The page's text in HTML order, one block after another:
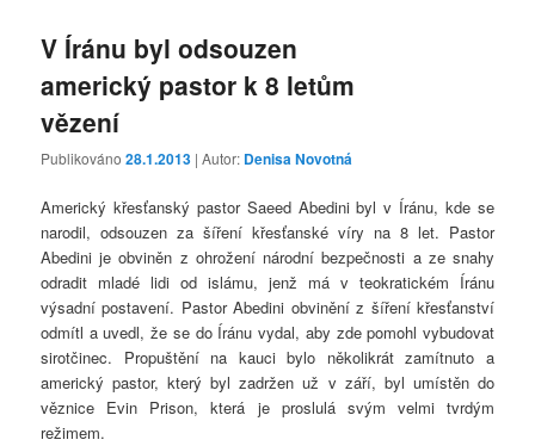
V Íránu byl odsouzen
americký pastor k 8 letům
vězení
Publikováno28.1.2013 | Autor: Denisa Novotná
Americký křesťanský pastor Saeed Abedini byl v Íránu, kde se
narodil, odsouzen za šíření křesťanské víry na 8 let. Pastor
Abedini je obviněn z ohrožení národní bezpečnosti a ze snahy
odradit mladé lidi od islámu, jenž má v teokratickém Íránu
výsadní postavení. Pastor Abedini obvinění z šíření křesťanství
odmítl a uvedl, že se do Íránu vydal, aby zde pomohl vybudovat
sirotčinec. Propuštění na kauci bylo několikrát zamítnuto a
americký pastor, který byl zadržen už v září, byl umístěn do
věznice Evin Prison, která je proslulá svým velmi tvrdým
režimem.